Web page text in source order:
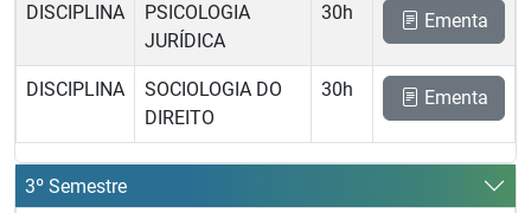
DISCIPLINA
PSICOLOGIA
JURÍDICA
30h Ementa
DISCIPLINA
SOCIOLOGIA DO
DIREITO
30h Ementa
3º Semestre